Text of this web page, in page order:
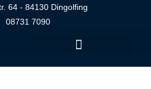
64 - 84130 Dingolfing
08731 7090